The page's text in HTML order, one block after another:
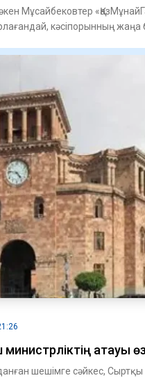
Мұсайбековтер
кәсіпорынның
атауы
шешімге сәйкес, Сыртқы